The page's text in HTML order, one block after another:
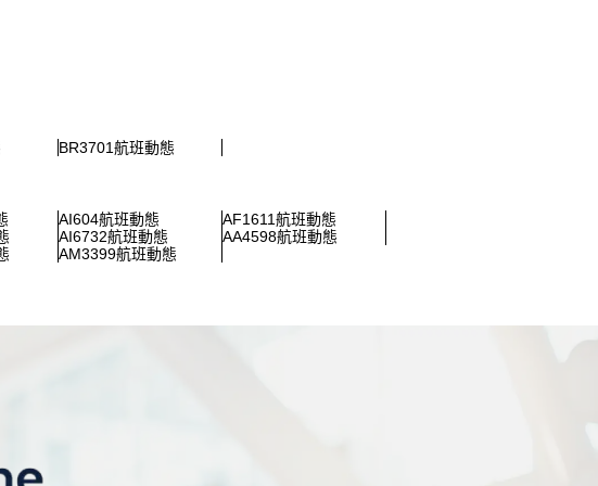
BR3701航班動態
AI604航班動態
AF1611航班動態
AI6732航班動態
AA4598航班動態
AM3399航班動態